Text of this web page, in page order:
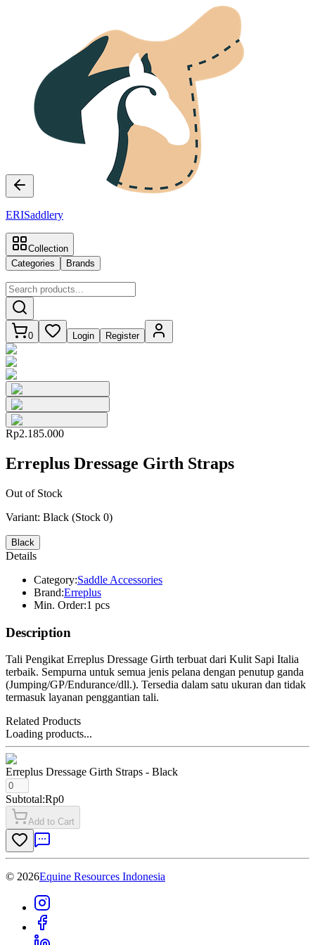
ERISaddlery
Collection
Categories
Brands
0 Login Register
Rp2.185.000
Erreplus Dressage Girth Straps
Out of Stock
Variant: Black (Stock 0)
Black
Details
Category:Saddle Accessories
Brand:Erreplus
Min. Order:1 pcs
Description
Tali Pengikat Erreplus Dressage Girth terbuat dari Kulit Sapi Italia
terbaik. Sempurna untuk semua jenis pelana dengan penutup ganda
(Jumping/GP/Endurance/dll.). Tersedia dalam satu ukuran dan tidak
termasuk layanan penggantian tali.
Related Products
Loading products...
Erreplus Dressage Girth Straps - Black
Subtotal:Rp0
Add to Cart
© 2026Equine Resources Indonesia